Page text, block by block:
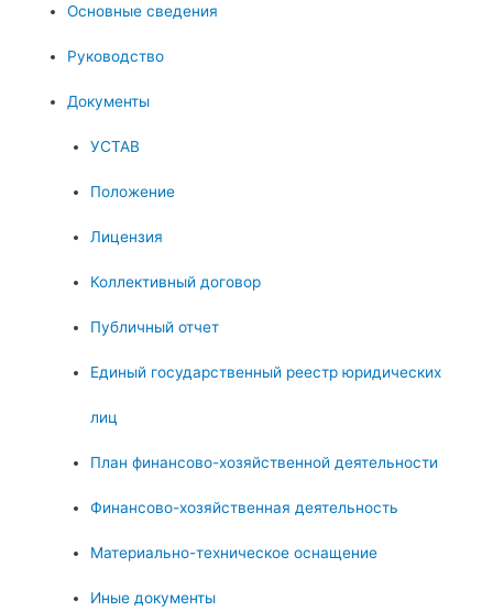
Основные сведения
Руководство
Документы
УСТАВ
Положение
Лицензия
Коллективный договор
Публичный отчет
Единый государственный реестр юридических
лиц
План финансово-хозяйственной деятельности
Финансово-хозяйственная деятельность
Материально-техническое оснащение
Иные документы